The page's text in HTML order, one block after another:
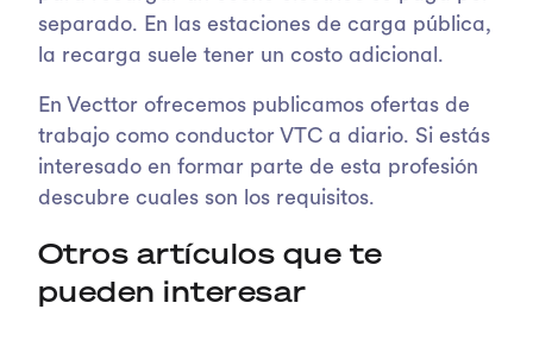
separado. En las estaciones de carga pública,
la recarga suele tener un costo adicional.
En Vecttor ofrecemos publicamos ofertas de
trabajo como conductor VTC a diario. Si estás
interesado en formar parte de esta profesión
descubre cuales son los requisitos.
Otros artículos que te
pueden interesar